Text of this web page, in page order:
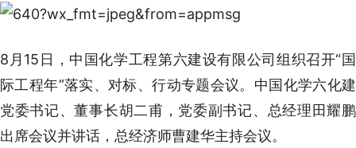
8月15日，中国化学工程第六建设有限公司组织召开“国
际工程年”落实、对标、行动专题会议。中国化学六化建
党委书记、董事长胡二甫，党委副书记、总经理田耀鹏
出席会议并讲话，总经济师曹建华主持会议。